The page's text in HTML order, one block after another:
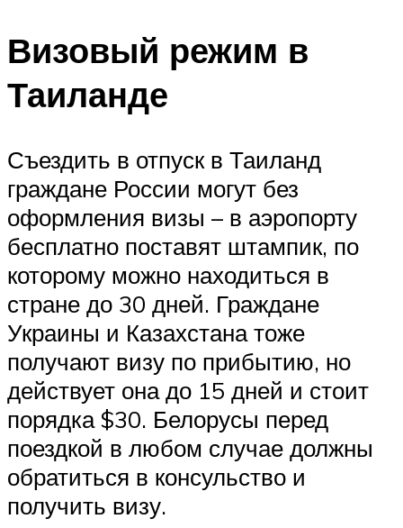
Визовый режим в
Таиланде
Съездить в отпуск в Таиланд
граждане России могут без
оформления визы – в аэропорту
бесплатно поставят штампик, по
которому можно находиться в
стране до 30 дней. Граждане
Украины и Казахстана тоже
получают визу по прибытию, но
действует она до 15 дней и стоит
порядка $30. Белорусы перед
поездкой в любом случае должны
обратиться в консульство и
получить визу.